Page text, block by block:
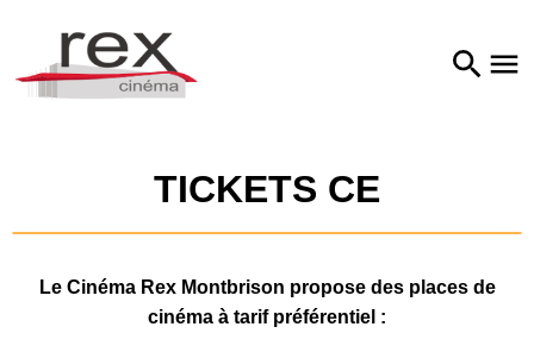
TICKETS CE
Le Cinéma Rex Montbrison propose des places de
cinéma à tarif préférentiel :